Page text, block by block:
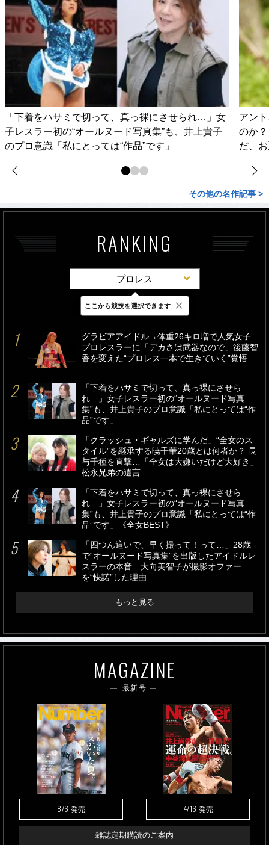
「下着をハサミで切って、真っ裸にさせられ…」女
子レスラー初の“オールヌード写真集”も、井上貴子
のプロ意識「私にとっては“作品”です」
アン
のか
だ、
その他の名作記事 >
RANKING
プロレス
最新 24時間 週間
グラビアアイドル→体重26キロ増で人気女子
プロレスラーに「デカさは武器なので」後藤智
香を変えた“プロレス一本で生きていく”覚悟
「下着をハサミで切って、真っ裸にさせら
れ…」女子レスラー初の“オールヌード写真
集”も、井上貴子のプロ意識「私にとっては“作
品”です」
「クラッシュ・ギャルズに学んだ」“全女のス
タイル”を継承する暁千華20歳とは何者か？ 長
与千種を直撃…「全女は大嫌いだけど大好き」
松永兄弟の遺言
「下着をハサミで切って、真っ裸にさせら
れ…」女子レスラー初の“オールヌード写真
集”も、井上貴子のプロ意識「私にとっては“作
品”です」《全女BEST》
「四つん這いで、早く撮って！って…」28歳
で“オールヌード写真集”を出版したアイドルレ
スラーの本音…大向美智子が撮影オファー
を“快諾”した理由
もっと見る
MAGAZINE
最新号
8/6 発売 4/16 発売
雑誌定期購読のご案内
ここから競技を選択できます ×